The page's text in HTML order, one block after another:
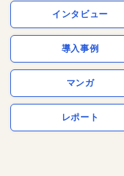
インタビュー
導入事例
マンガ
レポート